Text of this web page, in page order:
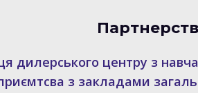
дилерського центру з
з закладами